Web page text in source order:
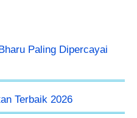
Paling Dipercayai
Terbaik 2026